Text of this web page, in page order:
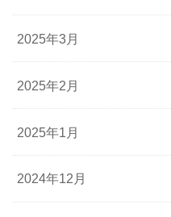
2025年3月
2025年2月
2025年1月
2024年12月